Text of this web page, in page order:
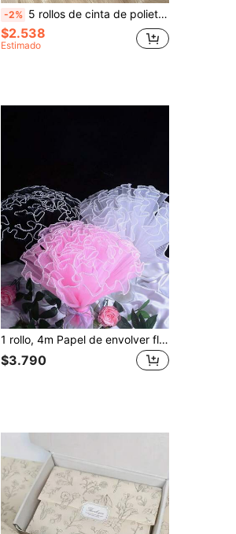
-2% 5 rollos de cinta de polietileno multicolor, cinta de raso decorativa de alta calidad para envolver regalos, manualidades florales y decoración, cinta de tul para ramos de flores, empaque de regalos de cumpleaños
$2.538
Estimado
1 rollo, 4m Papel de envolver flores para floristas, suministros para bodas y cumpleaños, papel de envolver, papel de seda, suministros para ramos de flores, papel de regalo, papel de envolver flores, regreso a clases, Día de San Valentín
$3.790